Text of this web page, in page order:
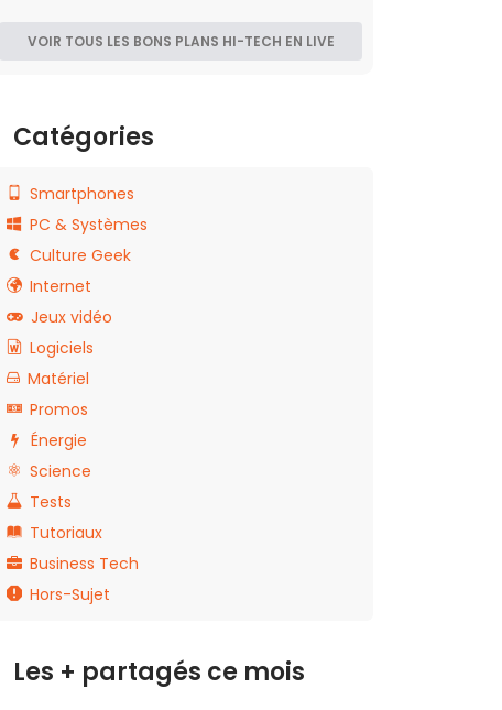
VOIR TOUS LES BONS PLANS HI-TECH EN LIVE
Catégories
Smartphones
PC & Systèmes
Culture Geek
Internet
Jeux vidéo
Logiciels
Matériel
Promos
Énergie
Science
Tests
Tutoriaux
Business Tech
Hors-Sujet
Les + partagés ce mois